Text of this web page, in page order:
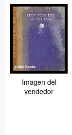
Imagen del
vendedor